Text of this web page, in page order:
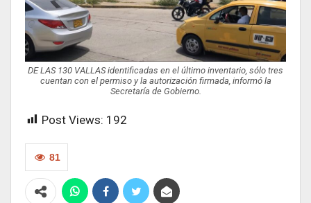
DE LAS 130 VALLAS identificadas en el último inventario, sólo tres
cuentan con el permiso y la autorización firmada, informó la
Secretaría de Gobierno.
Post Views: 192
81